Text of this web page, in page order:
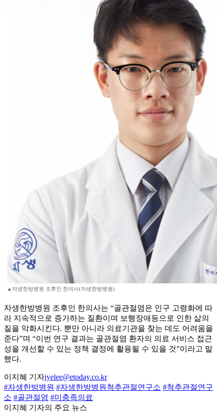
▲자생한방병원 조후인 한의사(자생한방병원)
자생한방병원 조후인 한의사는 “골관절염은 인구 고령화에 따
라 지속적으로 증가하는 질환이며 보행장애등으로 인한 삶의
질을 악화시킨다. 뿐만 아니라 의료기관을 찾는 데도 어려움을
준다”며 “이번 연구 결과는 골관절염 환자의 의료 서비스 접근
성을 개선할 수 있는 정책 결정에 활용될 수 있을 것”이라고 말
했다.
이지혜 기자jyelee@etoday.co.kr
#자생한방병원 #자생한방병원척추관절연구소 #척추관절연구
소 #골관절염 #미충족의료
이지혜 기자의 주요 뉴스